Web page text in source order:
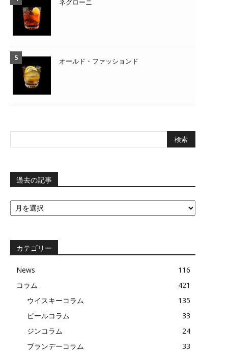
ネグローニ
オールド・ファッションド
過去の記事
過
去
事
カテゴリー
News
116
コラム
421
ウイスキーコラム
135
ビールコラム
33
ジンコラム
24
ブランデーコラム
33